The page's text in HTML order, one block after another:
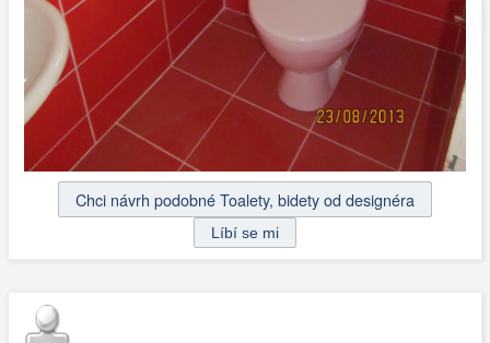
Chci návrh podobné Toalety, bidety od designéra